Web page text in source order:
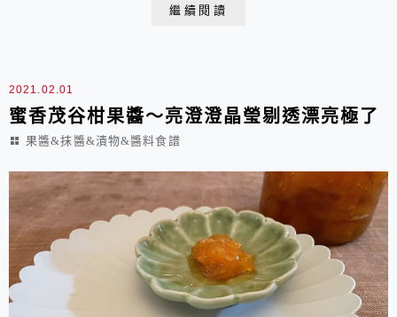
繼續閱讀
2021.02.01
蜜香茂谷柑果醬～亮澄澄晶瑩剔透漂亮極了
果醬&抹醬&漬物&醬料食譜